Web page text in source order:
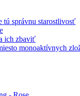
tú správnu starostlivosť
ich zbaviť
monoaktívnych